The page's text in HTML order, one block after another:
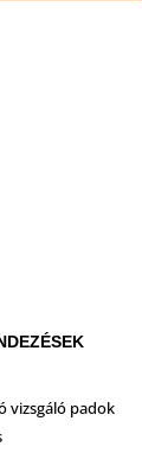
vizsgáló padok